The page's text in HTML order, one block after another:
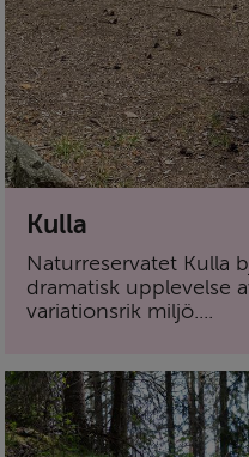
Kulla
Naturreservatet Kulla
dramatisk upplevelse
variationsrik miljö....